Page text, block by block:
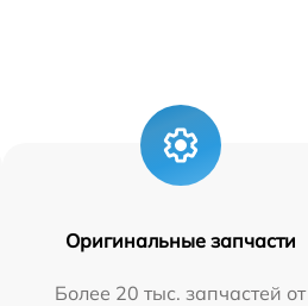
Оригинальные запчасти
Более 20 тыс. запчастей от